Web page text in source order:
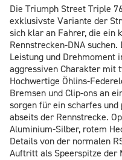
Die Triumph Street Triple
exklusivste Variante der
sich klar an Fahrer, die ein
Rennstrecken-DNA
Leistung und Drehmoment
aggressiven Charakter mit
Hochwertige Öhlins-
Bremsen und Clip-ons an
sorgen für ein scharfes
abseits der Rennstrecke.
Aluminium-Silber, rotem
Details von der normalen
Auftritt als Speerspitze der